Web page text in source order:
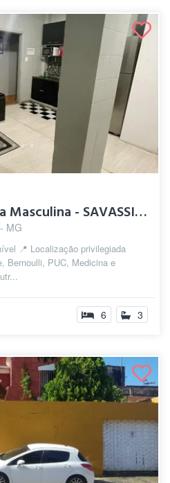
Cod20201 República Masculina - SAVASSI -...
MG
📍 Localização privilegiada
Bernoulli, PUC, Medicina e
6 3